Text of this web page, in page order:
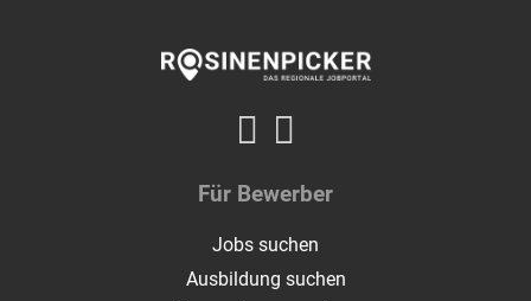
Für Bewerber
Jobs suchen
Ausbildung suchen